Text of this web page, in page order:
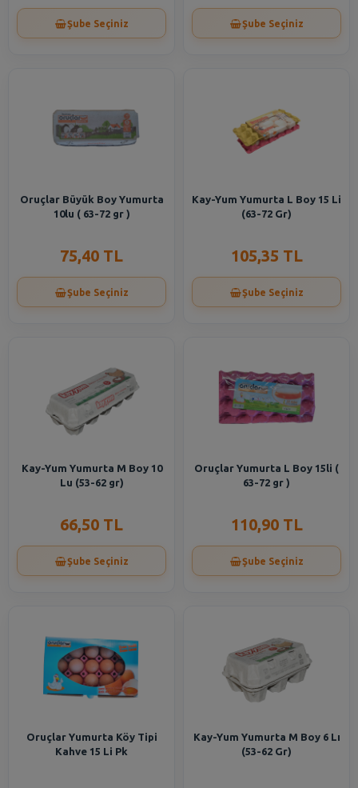
Şube Seçiniz Şube Seçiniz
Oruçlar Büyük Boy Yumurta
10lu ( 63-72 gr )
75,40 TL
Şube Seçiniz
Kay-Yum Yumurta L Boy 15 Li
(63-72 Gr)
105,35 TL
Şube Seçiniz
Kay-Yum Yumurta M Boy 10
Lu (53-62 gr)
66,50 TL
Şube Seçiniz
Oruçlar Yumurta L Boy 15li (
63-72 gr )
110,90 TL
Şube Seçiniz
Oruçlar Yumurta Köy Tipi
Kahve 15 Li Pk
Kay-Yum Yumurta M Boy 6 Lı
(53-62 Gr)